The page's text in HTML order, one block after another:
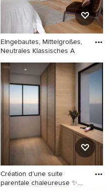
EIngebautes, Mittelgroßes,
Neutrales Klassisches A
EIngebautes, Mittelgroßes,
Neutrales Klassisches
Ankleidezimmer mit offenen
Schränken, hellbraunen
Holzschränken und hellem
Holzboden in Sonstige
Création d’une suite
parentale chaleureuse ✨